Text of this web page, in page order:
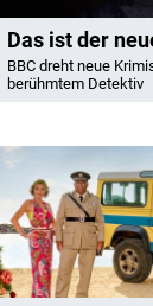
Das ist der
BBC dreht neue
berühmtem Detektiv